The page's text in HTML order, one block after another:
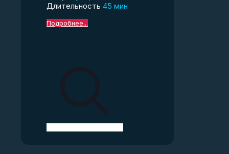
Длительность 45 мин
Подробнее...